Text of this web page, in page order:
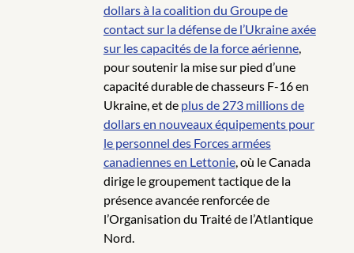
dollars à la coalition du Groupe de
contact sur la défense de l’Ukraine axée
sur les capacités de la force aérienne,
pour soutenir la mise sur pied d’une
capacité durable de chasseurs F-16 en
Ukraine, et de plus de 273 millions de
dollars en nouveaux équipements pour
le personnel des Forces armées
canadiennes en Lettonie, où le Canada
dirige le groupement tactique de la
présence avancée renforcée de
l’Organisation du Traité de l’Atlantique
Nord.